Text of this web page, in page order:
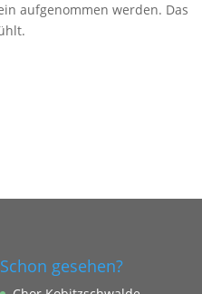
aufgenommen werden. Das
Schon gesehen?